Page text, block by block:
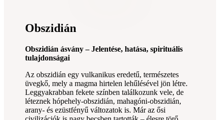
Obszidián
Obszidián ásvány – Jelentése, hatása, spirituális
tulajdonságai
Az obszidián egy vulkanikus eredetű, természetes
üvegkő, mely a magma hirtelen lehűlésével jön létre.
Leggyakrabban fekete színben találkozunk vele, de
léteznek hópehely-obszidián, mahagóni-obszidián,
arany- és ezüstfényű változatok is. Már az ősi